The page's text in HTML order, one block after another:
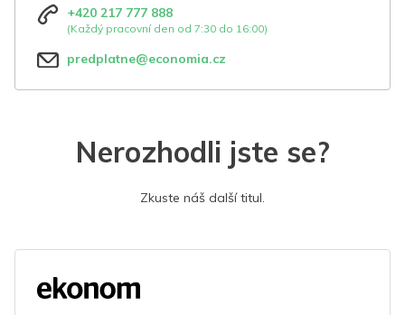
+420 217 777 888
(Každý pracovní den od 7:30 do 16:00)
predplatne@economia.cz
Nerozhodli jste se?
Zkuste náš další titul.